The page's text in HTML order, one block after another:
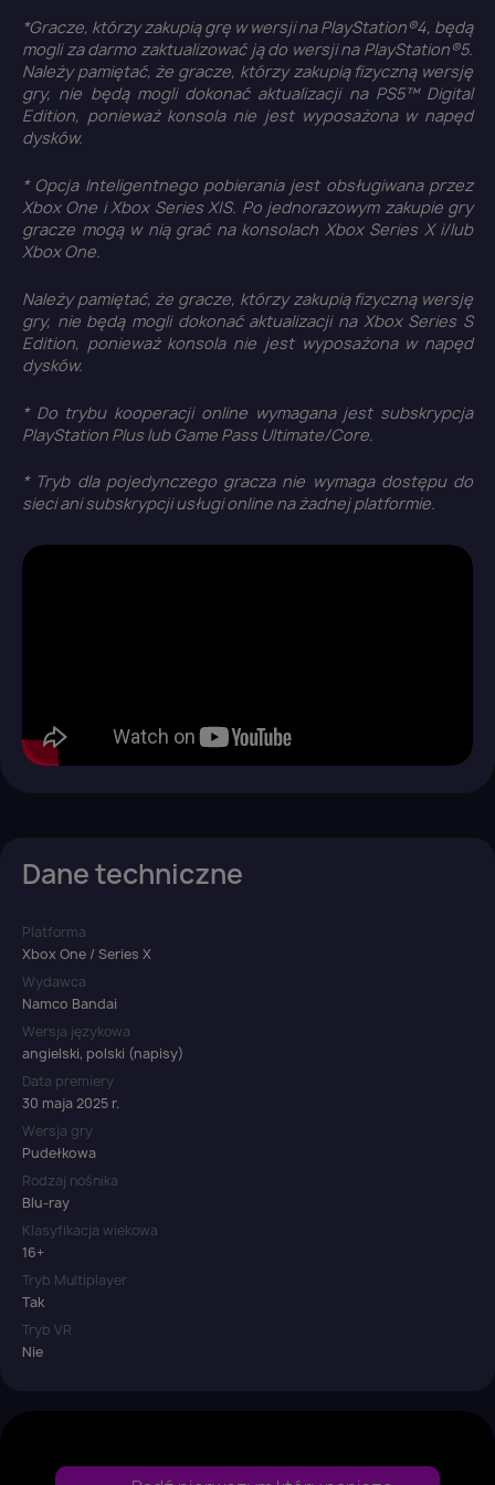
*Gracze, którzy zakupią grę w wersji na PlayStation®4, będą
mogli za darmo zaktualizować ją do wersji na PlayStation®5.
Należy pamiętać, że gracze, którzy zakupią fizyczną wersję
gry, nie będą mogli dokonać aktualizacji na PS5™ Digital
Edition, ponieważ konsola nie jest wyposażona w napęd
dysków.
* Opcja Inteligentnego pobierania jest obsługiwana przez
Xbox One i Xbox Series X|S. Po jednorazowym zakupie gry
gracze mogą w nią grać na konsolach Xbox Series X i/lub
Xbox One.
Należy pamiętać, że gracze, którzy zakupią fizyczną wersję
gry, nie będą mogli dokonać aktualizacji na Xbox Series S
Edition, ponieważ konsola nie jest wyposażona w napęd
dysków.
* Do trybu kooperacji online wymagana jest subskrypcja
PlayStation Plus lub Game Pass Ultimate/Core.
* Tryb dla pojedynczego gracza nie wymaga dostępu do
sieci ani subskrypcji usługi online na żadnej platformie.
Dane techniczne
Platforma
Xbox One / Series X
Wydawca
Namco Bandai
Wersja językowa
angielski, polski (napisy)
Data premiery
30 maja 2025 r.
Wersja gry
Pudełkowa
Rodzaj nośnika
Blu-ray
Klasyfikacja wiekowa
16+
Tryb Multiplayer
Tak
Tryb VR
Nie
You need to be logged in to save products in your
wish list.